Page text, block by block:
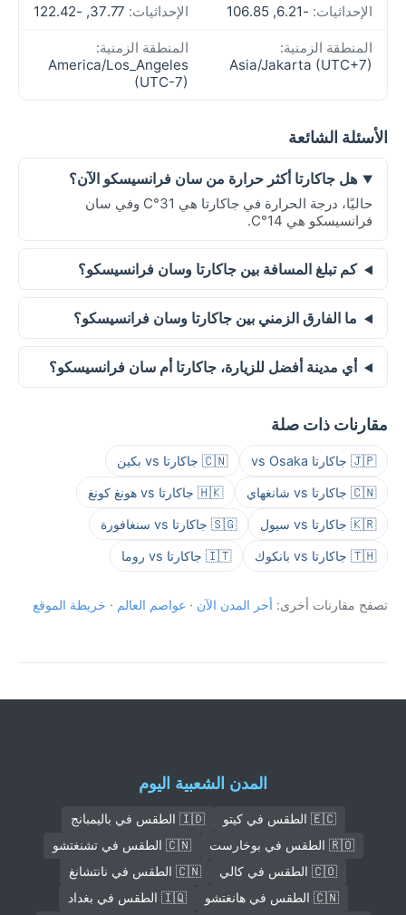
الإحداثيات: -6.21, 106.85 الإحداثيات:
المنطقة الزمنية:
Asia/Jakarta (UTC+7)
المنطقة الزمنية:
America/Los_Angeles
(UTC-7)
الأسئلة الشائعة
هل جاكارتا أكثر حرارة من سان فرانسيسكو الآن؟
حاليًا، درجة الحرارة في جاكارتا هي 31°C وفي سان
فرانسيسكو هي 14°C.
كم تبلغ المسافة بين جاكارتا وسان فرانسيسكو؟
ما الفارق الزمني بين جاكارتا وسان فرانسيسكو؟
أي مدينة أفضل للزيارة، جاكارتا أم سان فرانسيسكو؟
مقارنات ذات صلة
🇯🇵 جاكارتا vs Osaka 🇨🇳 جاكارتا vs بكين
🇨🇳 جاكارتا vs شانغهاي 🇭🇰 جاكارتا vs هونغ كونغ
🇰🇷 جاكارتا vs سيول 🇸🇬 جاكارتا vs سنغافورة
🇹🇭 جاكارتا vs بانكوك 🇮🇹 جاكارتا vs روما
تصفح مقارنات أخرى: أحر المدن الآن · عواصم العالم · خريطة الموقع
المدن الشعبية اليوم
🇪🇨 الطقس في كيتو
🇮🇩 الطقس في باليمبانج
🇷🇴 الطقس في بوخارست
🇨🇳 الطقس في تشنغتشو
🇨🇴 الطقس في كالي
🇨🇳 الطقس في نانتشانغ
🇨🇳 الطقس في هانغتشو
🇮🇶 الطقس في بغداد